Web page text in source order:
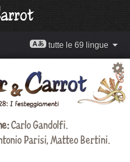
tutte le 69 lingue
Carlo Gandolfi.
Parisi, Matteo Bertini.